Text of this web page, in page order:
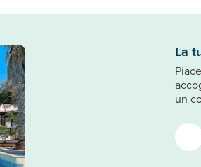
La
un